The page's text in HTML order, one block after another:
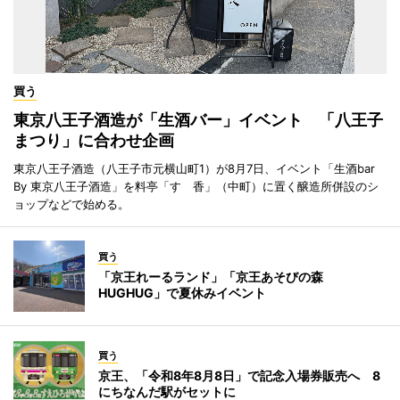
買う
東京八王子酒造が「生酒バー」イベント 「八王子
まつり」に合わせ企画
東京八王子酒造（八王子市元横山町1）が8月7日、イベント「生酒bar
By 東京八王子酒造」を料亭「すゞ香」（中町）に置く醸造所併設のシ
ョップなどで始める。
買う
「京王れーるランド」「京王あそびの森
HUGHUG」で夏休みイベント
買う
京王、「令和8年8月8日」で記念入場券販売へ 8
にちなんだ駅がセットに